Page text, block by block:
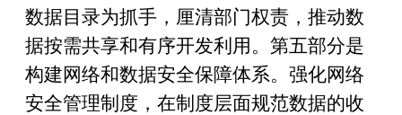
数据目录为抓手，厘清部门权责，推动数
据按需共享和有序开发利用。第五部分是
构建网络和数据安全保障体系。强化网络
安全管理制度，在制度层面规范数据的收